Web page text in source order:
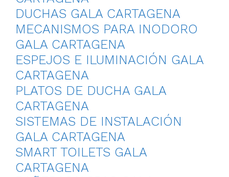
DUCHAS GALA CARTAGENA
MECANISMOS PARA INODORO
GALA CARTAGENA
ESPEJOS E ILUMINACIÓN GALA
CARTAGENA
PLATOS DE DUCHA GALA
CARTAGENA
SISTEMAS DE INSTALACIÓN
GALA CARTAGENA
SMART TOILETS GALA
CARTAGENA